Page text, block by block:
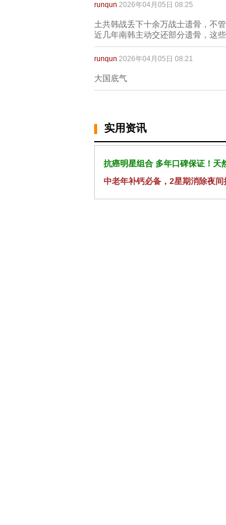
runqun 2026年04月05日 08:25
土共韩战丢下十余万战士遗骨，不
近几年南韩主动交还部分遗骨，这
runqun 2026年04月05日 08:21
大国底气
实用资讯
抗癌明星组合 多年口碑保证！天
中老年补钙必备，2星期消除夜